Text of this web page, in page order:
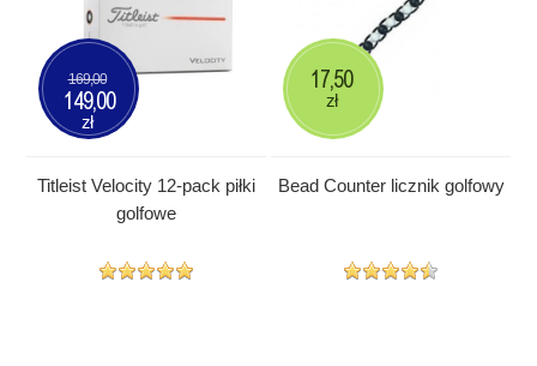
Titleist Velocity 12-pack piłki
golfowe
169,00
149,00
zł
Bead Counter licznik golfowy
17,50
zł